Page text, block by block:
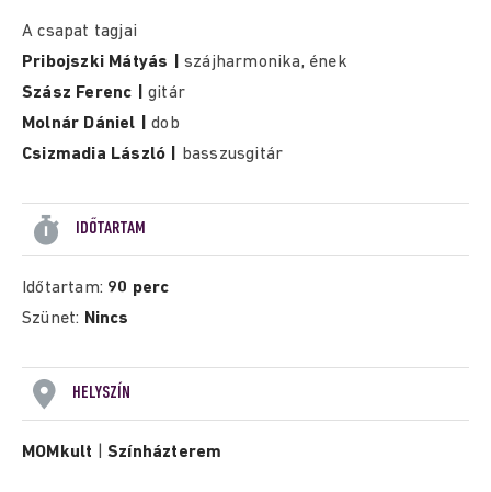
A csapat tagjai
Pribojszki Mátyás | szájharmonika, ének
Szász Ferenc | gitár
Molnár Dániel |dob
Csizmadia László |
basszusgitár
IDŐTARTAM
Időtartam: 90 perc
Szünet: Nincs
HELYSZÍN
MOMkult |Színházterem